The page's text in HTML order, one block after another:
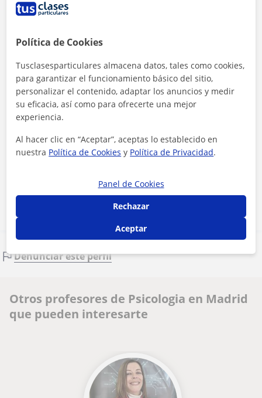
Al hacer clic, aceptas nuestroaviso legaly deprivacidad
Contactar ahora
Denunciar este perfil
Otros profesores de Psicologia en Madrid
que pueden interesarte
Política de Cookies
Tusclasesparticulares almacena datos, tales como cookies,
para garantizar el funcionamiento básico del sitio,
personalizar el contenido, adaptar los anuncios y medir
su eficacia, así como para ofrecerte una mejor
experiencia.
Al hacer clic en “Aceptar”, aceptas lo establecido en
nuestra Política de Cookies y Política de Privacidad.
Panel de Cookies
Rechazar
Aceptar